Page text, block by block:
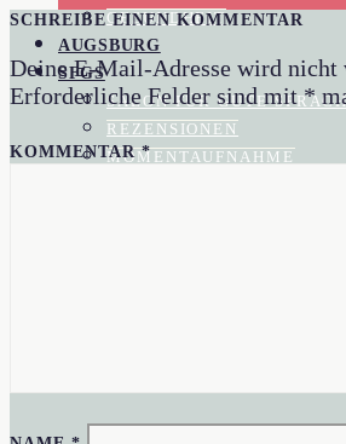
GESUNDHEIT
AUGSBURG
SFGS
SALON FÜR GUTE
REZENSIONEN
MOMENTAUFNAHME
SCHREIBE EINEN KOMMENTAR
Deine E-Mail-Adresse wird
Erforderliche Felder sind mit*
KOMMENTAR*